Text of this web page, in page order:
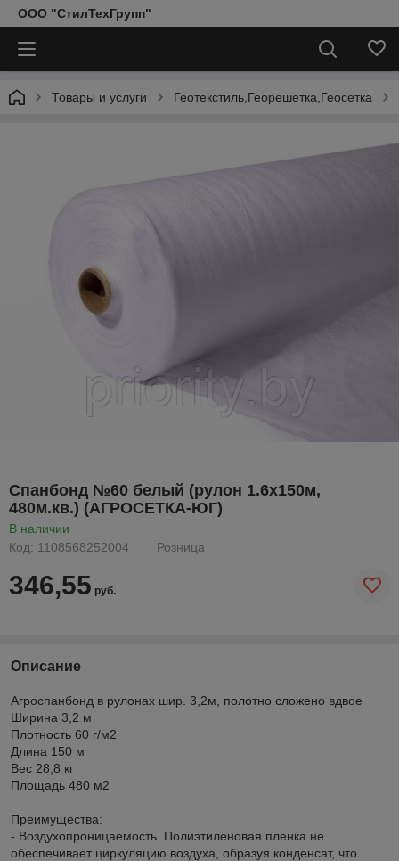
ООО "СтилТехГрупп"
Товары и услуги Геотекстиль,Георешетка,Геосетка
Спанбонд №60 белый (рулон 1.6х150м,
480м.кв.) (АГРОСЕТКА-ЮГ)
В наличии
Код: 1108568252004
Розница
346,55 руб.
Описание
Агроспанбонд в рулонах шир. 3,2м, полотно сложено вдвое
Ширина 3,2 м
Плотность 60 г/м2
Длина 150 м
Вес 28,8 кг
Площадь 480 м2
Преимущества:
- Воздухопроницаемость. Полиэтиленовая пленка не
обеспечивает циркуляцию воздуха, образуя конденсат, что